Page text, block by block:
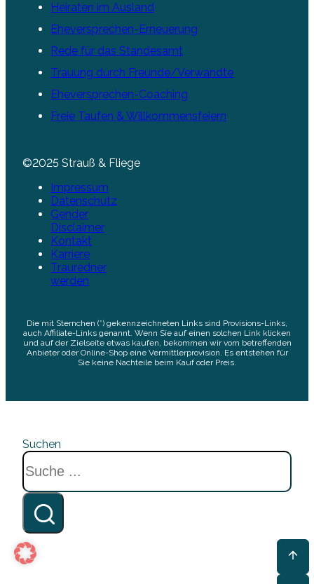
Heiraten im Ausland
Eheversprechen-Erneuerung
Rede für das Standesamt
Trauung durch Freunde/Verwandte
Eheversprechen-Coaching
Freie Taufen & Willkommensfeiern
©2025 Strauß & Fliege
Impressum
Datenschutz
Gender
Disclaimer
Kontakt
Karriere
Trauredner
werden
Die mit Sternchen (*) gekennzeichneten Links sind Provisions-Links,
auch Affiliate-Links genannt. Wenn Sie auf einen solchen Link klicken
und auf der Zielseite etwas kaufen, bekommen wir vom betreffenden
Anbieter oder Online-Shop eine Vermittlerprovision. Es entstehen für
Sie keine Nachteile beim Kauf oder Preis.
Suchen